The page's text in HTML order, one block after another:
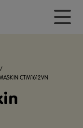
/
CTM1612VN